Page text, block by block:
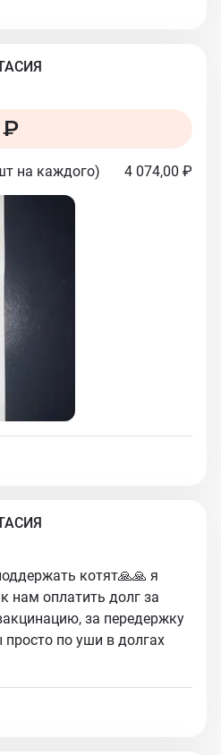
₽
на каждого) 4 074,00 ₽
котят🙏🙏 я
нам оплатить долг за
за передержку
по уши в долгах